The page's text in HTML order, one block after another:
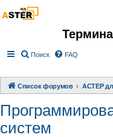
Поиск FAQ
Список форумов
систем